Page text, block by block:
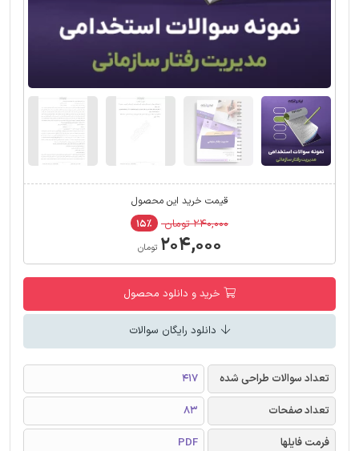
قیمت خرید این محصول
۲۴۰,۰۰۰ تومان ۱۵٪
۲۰۴,۰۰۰ تومان
خرید و دانلود محصول
دانلود رایگان سوالات
تعداد سوالات طراحی شده
417
تعداد صفحات
83
فرمت فایلها
PDF